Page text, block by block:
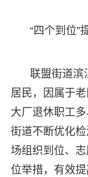
“四个到位”
联盟街道滨
居民，因属于
大厂退休职工
街道不断优化
场组织到位、
位举措，有效